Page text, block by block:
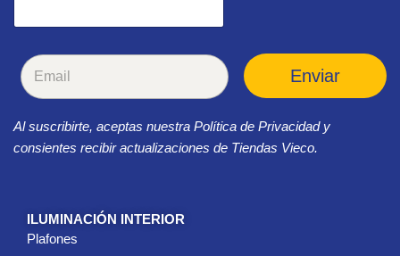
C
o
e
o
Enviar
Al suscribirte, aceptas nuestra Política de Privacidad y
consientes recibir actualizaciones de Tiendas Vieco.
ILUMINACIÓN INTERIOR
Plafones